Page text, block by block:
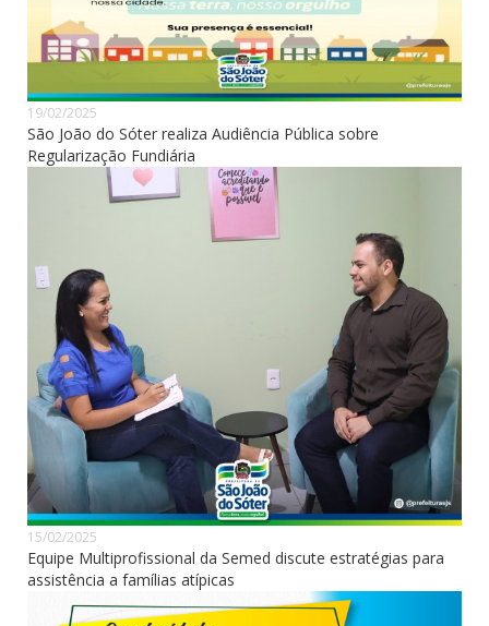
19/02/2025
São João do Sóter realiza Audiência Pública sobre
Regularização Fundiária
15/02/2025
Equipe Multiprofissional da Semed discute estratégias para
assistência a famílias atípicas